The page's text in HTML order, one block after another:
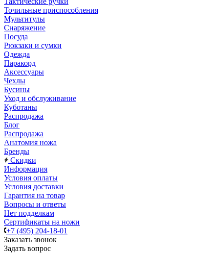
Точильные приспособления
Мультитулы
Снаряжение
Посуда
Рюкзаки и сумки
Одежда
Паракорд
Аксессуары
Чехлы
Бусины
Уход и обслуживание
Куботаны
Распродажа
Блог
Распродажа
Анатомия ножа
Бренды
Скидки
Информация
Условия оплаты
Условия доставки
Гарантия на товар
Вопросы и ответы
Нет подделкам
Сертификаты на ножи
+7 (495) 204-18-01
Заказать звонок
Задать вопрос